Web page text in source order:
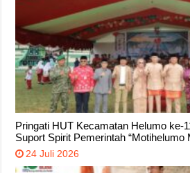
Pringati HUT Kecamatan Helumo ke-
Suport Spirit Pemerintah “Motihelumo
24 Juli 2026